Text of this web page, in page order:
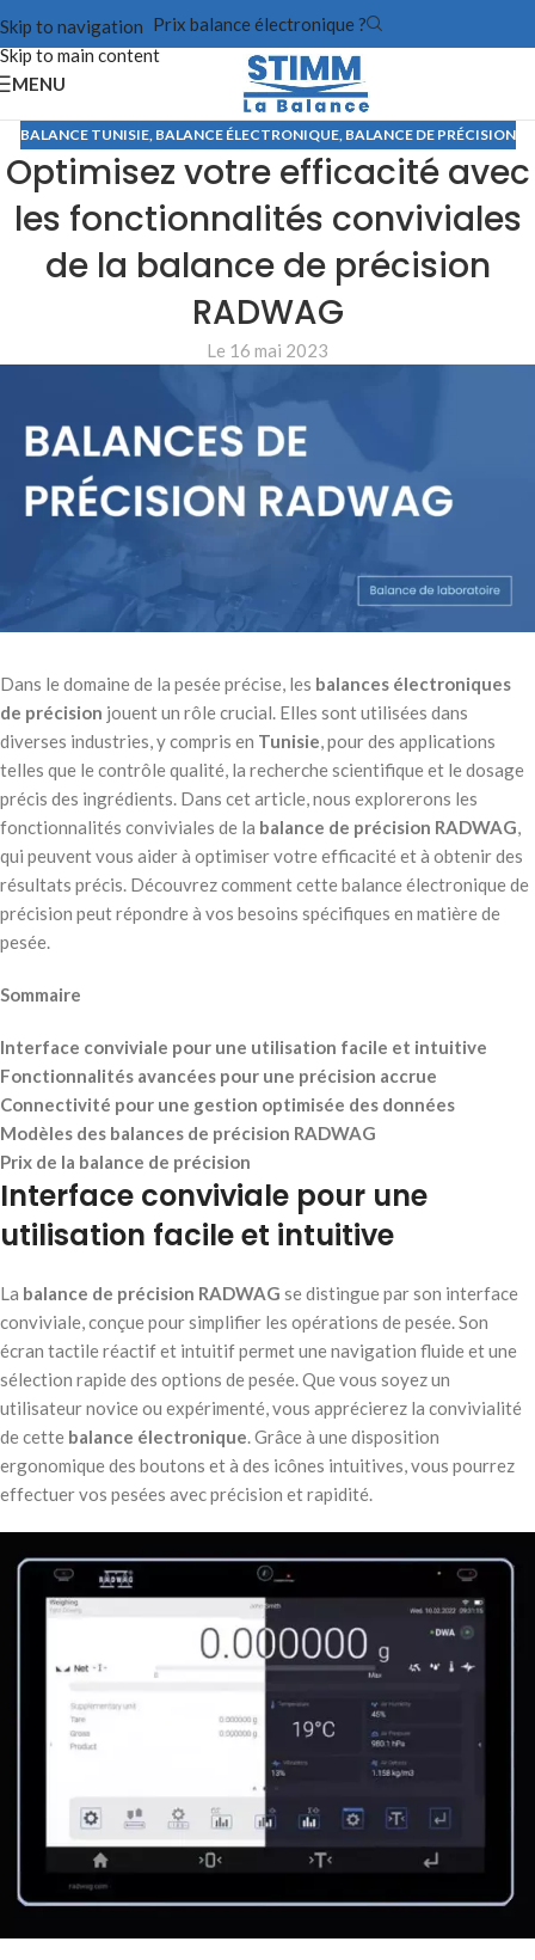
Skip to navigation
Skip to main content
Prix balance électronique ?
MENU
BALANCE TUNISIE, BALANCE ÉLECTRONIQUE, BALANCE DE PRÉCISION
Optimisez votre efficacité avec
les fonctionnalités conviviales
de la balance de précision
RADWAG
Le 16 mai 2023
Dans le domaine de la pesée précise, les balances électroniques
de précision jouent un rôle crucial. Elles sont utilisées dans
diverses industries, y compris en Tunisie, pour des applications
telles que le contrôle qualité, la recherche scientifique et le dosage
précis des ingrédients. Dans cet article, nous explorerons les
fonctionnalités conviviales de la balance de précision RADWAG,
qui peuvent vous aider à optimiser votre efficacité et à obtenir des
résultats précis. Découvrez comment cette balance électronique de
précision peut répondre à vos besoins spécifiques en matière de
pesée.
Sommaire
Interface conviviale pour une utilisation facile et intuitive
Fonctionnalités avancées pour une précision accrue
Connectivité pour une gestion optimisée des données
Modèles des balances de précision RADWAG
Prix de la balance de précision
Interface conviviale pour une
utilisation facile et intuitive
La balance de précision RADWAG se distingue par son interface
conviviale, conçue pour simplifier les opérations de pesée. Son
écran tactile réactif et intuitif permet une navigation fluide et une
sélection rapide des options de pesée. Que vous soyez un
utilisateur novice ou expérimenté, vous apprécierez la convivialité
de cette balance électronique. Grâce à une disposition
ergonomique des boutons et à des icônes intuitives, vous pourrez
effectuer vos pesées avec précision et rapidité.